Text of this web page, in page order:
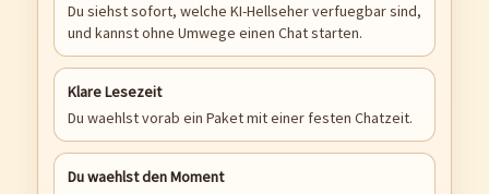
Du siehst sofort, welche KI-Hellseher verfuegbar sind,
und kannst ohne Umwege einen Chat starten.
Klare Lesezeit
Du waehlst vorab ein Paket mit einer festen Chatzeit.
Du waehlst den Moment